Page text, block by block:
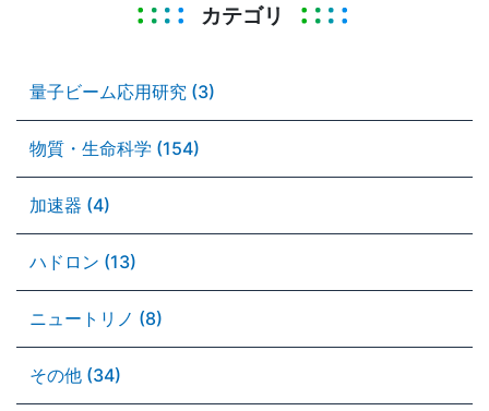
カテゴリ
量子ビーム応用研究 (3)
物質・生命科学 (154)
加速器 (4)
ハドロン (13)
ニュートリノ (8)
その他 (34)